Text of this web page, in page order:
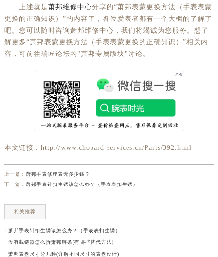
上述就是萧邦维修中心分享的“萧邦表蒙更换方法（手表表蒙
更换的正确知识）”的内容了，各位爱表者都有一个大概的了解了
吧。您可以随时咨询萧邦维修中心，我们将竭诚为您服务。想了
解更多“萧邦表蒙更换方法（手表表蒙更换的正确知识）”相关内
容，可前往瑞匠论坛的"萧邦专属版块"讨论。
本文链接：http://www.chopard-services.cn/Parts/392.html
上一篇： 萧邦手表修理表壳多少钱？
下一篇： 萧邦手表针扣生锈该怎么办？（手表表扣生锈）
相关推荐
· 萧邦手表针扣生锈该怎么办？（手表表扣生锈）
· 没有截链器怎么拆萧邦链条(有哪些替代方法)
· 萧邦表盘尺寸分几种(详解不同尺寸的表盘设计)